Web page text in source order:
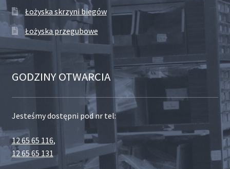
Łożyska skrzyni biegów
Łożyska przegubowe
GODZINY OTWARCIA
Jesteśmy dostępni pod nr tel:
12 65 65 116,
12 65 65 131